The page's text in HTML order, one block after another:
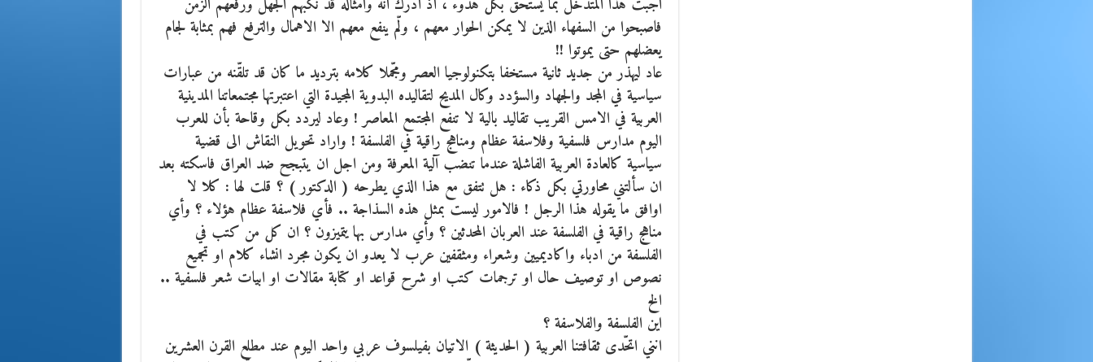
فاصبحوا من السفهاء الذين لا يمكن الحوار معهم ، ولّم ينفع معهم الا الاهمال والترفع فهم بمثابة لجام
يعضلهم حتى يموتوا !!
عاد ليهذر من جديد ثانية مستخفا بتكنولوجيا العصر ومجّملا كلامه بترديد ما كان قد تلقّنه من عبارات
سياسية في المجد والجهاد والسؤدد وكال المديح لتقاليده البدوية المجيدة التي اعتبرتها مجتمعاتنا المدينية
العربية في الامس القريب تقاليد بالية لا تنفع المجتمع المعاصر ! وعاد ليردد بكل وقاحة بأن للعرب
اليوم مدارس فلسفية وفلاسفة عظام ومناهج راقية في الفلسفة ! واراد تحويل النقاش الى قضية
سياسية كالعادة العربية الفاشلة عندما تنضب آلية المعرفة ومن اجل ان يتبجح ضد العراق فاسكته بعد
ان سألتني محاورتي بكل ذكاء : هل تتفق مع هذا الذي يطرحه ( الدكتور ) ؟ قلت لها : كلا لا
اوافق ما يقوله هذا الرجل ! فالامور ليست بمثل هذه السذاجة .. فأي فلاسفة عظام هؤلاء ؟ وأي
مناهج راقية في الفلسفة عند العربان المحدثين ؟ وأي مدارس بها يتميزون ؟ ان كل من كتب في
الفلسفة من ادباء واكاديميين وشعراء ومثقفين عرب لا يعدو ان يكون مجرد انشاء كلام او تجميع
نصوص او توصيف حال او ترجمات كتب او شرح قواعد او كتابة مقالات او ابيات شعر فلسفية ..
الخ
اين الفلسفة والفلاسفة ؟
انني اتحّدى ثقافتنا العربية ( الحديثة ) الاتيان بفيلسوف عربي واحد اليوم عند مطلع القرن العشرين